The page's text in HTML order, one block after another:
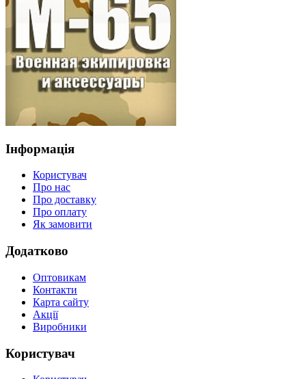
Інформація
Користувач
Про нас
Про доставку
Про оплату
Як замовити
Додатково
Оптовикам
Контакти
Карта сайту
Акції
Виробники
Користувач